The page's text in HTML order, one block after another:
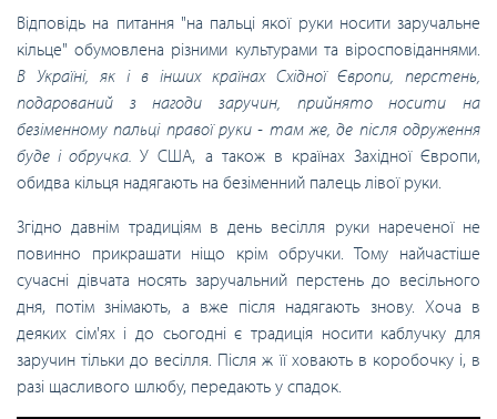
Відповідь на питання "на пальці якої руки носити заручальне
кільце" обумовлена різними культурами та віросповіданнями.
В Україні, як і в інших країнах Східної Європи, перстень,
подарований з нагоди заручин, прийнято носити на
безіменному пальці правої руки - там же, де після одруження
буде і обручка.У США, а також в країнах Західної Європи,
обидва кільця надягають на безіменний палець лівої руки.
Згідно давнім традиціям в день весілля руки нареченої не
повинно прикрашати ніщо крім обручки. Тому найчастіше
сучасні дівчата носять заручальний перстень до весільного
дня, потім знімають, а вже після надягають знову. Хоча в
деяких сім'ях і до сьогодні є традиція носити каблучку для
заручин тільки до весілля. Після ж її ховають в коробочку і, в
разі щасливого шлюбу, передають у спадок.